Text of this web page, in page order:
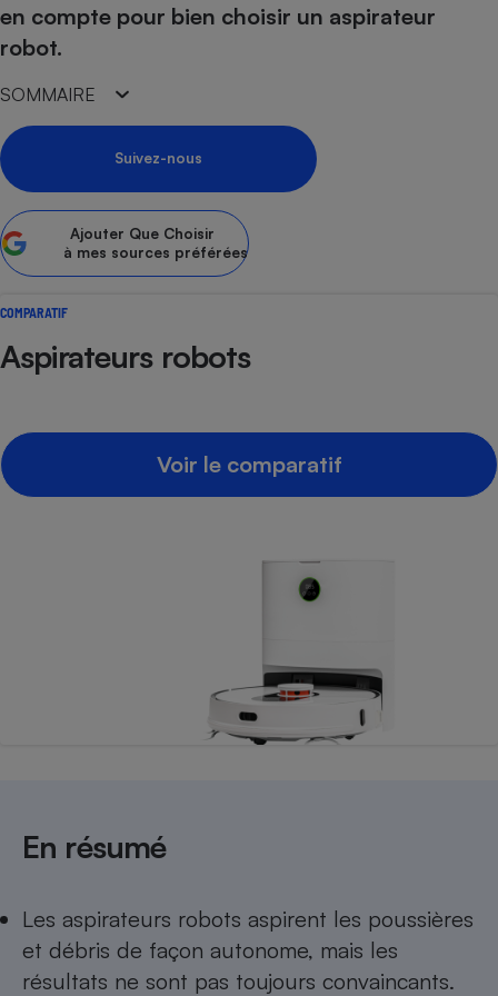
en compte pour bien choisir un aspirateur
robot.
SOMMAIRE
Suivez-nous
Ajouter Que Choisir
à mes sources préférées
COMPARATIF
Aspirateurs robots
Voir le comparatif
En résumé
Les aspirateurs robots aspirent les poussières
et débris de façon autonome, mais les
résultats ne sont pas toujours convaincants.
Ventilateur